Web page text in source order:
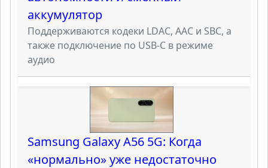
аккумулятор
Поддерживаются кодеки LDAC, AAC и SBC, а
также подключение по USB-C в режиме
аудио
Samsung Galaxy A56 5G: Когда
«нормально» уже недостаточно